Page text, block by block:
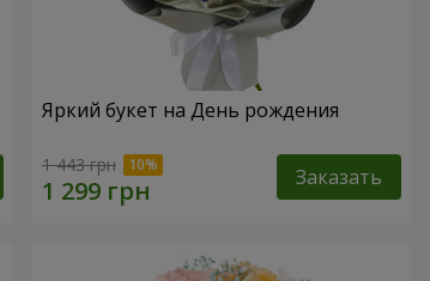
Яркий букет на День рождения
1 443 грн Заказать